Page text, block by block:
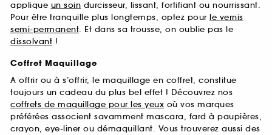
applique un soin durcisseur, lissant, fortifiant ou nourrissant.
Pour être tranquille plus longtemps, optez pour le vernis
semi-permanent. Et dans sa trousse, on oublie pas le
dissolvant !
Coffret Maquillage
A offrir ou à s’offrir, le maquillage en coffret, constitue
toujours un cadeau du plus bel effet ! Découvrez nos
coffrets de maquillage pour les yeux où vos marques
préférées associent savamment mascara, fard à paupières,
crayon, eye-liner ou démaquillant. Vous trouverez aussi des